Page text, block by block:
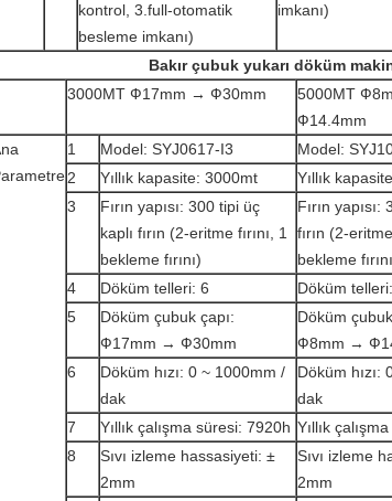
kontrol, 3.full-otomatik
besleme imkanı)
imkanı)
Bakır çubuk yukarı döküm
3000MT Ф17mm → Ф30mm
5000MT
Ф14.4mm
1 Model: SYJ0617-I3 Model:
2
Yıllık kapasite: 3000mt Yıllık
3
Fırın yapısı: 300 tipi üç
kaplı fırın (2-eritme fırını, 1
bekleme fırını)
Fırın
fırın (2-eritme
bekleme
4
Döküm telleri: 6 Döküm
5
Döküm çubuk çapı:
Ф17mm → Ф30mm
Döküm
Ф8mm →
6
Döküm hızı: 0 ~ 1000mm /
dak
Döküm hızı:
dak
7
Yıllık çalışma süresi: 7920h Yıllık
8
Sıvı izleme hassasiyeti: ±
2mm
Sıvı izleme
2mm